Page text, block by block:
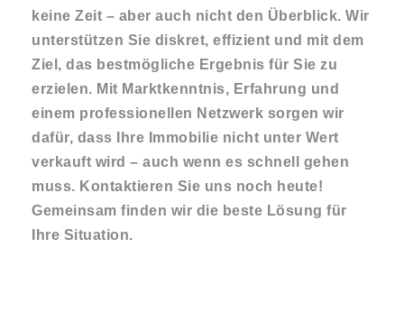
keine Zeit – aber auch nicht den Überblick. Wir
unterstützen Sie diskret, effizient und mit dem
Ziel, das bestmögliche Ergebnis für Sie zu
erzielen. Mit Marktkenntnis, Erfahrung und
einem professionellen Netzwerk sorgen wir
dafür, dass Ihre Immobilie nicht unter Wert
verkauft wird – auch wenn es schnell gehen
muss. Kontaktieren Sie uns noch heute!
Gemeinsam finden wir die beste Lösung für
Ihre Situation.